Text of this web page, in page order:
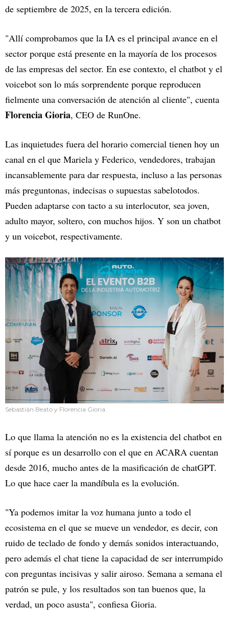
de septiembre de 2025, en la tercera edición.
"Allí comprobamos que la IA es el principal avance en el
sector porque está presente en la mayoría de los procesos
de las empresas del sector. En ese contexto, el chatbot y el
voicebot son lo más sorprendente porque reproducen
fielmente una conversación de atención al cliente", cuenta
Florencia Gioria, CEO de RunOne.
Las inquietudes fuera del horario comercial tienen hoy un
canal en el que Mariela y Federico, vendedores, trabajan
incansablemente para dar respuesta, incluso a las personas
más preguntonas, indecisas o supuestas sabelotodos.
Pueden adaptarse con tacto a su interlocutor, sea joven,
adulto mayor, soltero, con muchos hijos. Y son un chatbot
y un voicebot, respectivamente.
Sebastián Beato y Florencia Gioria.
Lo que llama la atención no es la existencia del chatbot en
sí porque es un desarrollo con el que en ACARA cuentan
desde 2016, mucho antes de la masificación de chatGPT.
Lo que hace caer la mandíbula es la evolución.
"Ya podemos imitar la voz humana junto a todo el
ecosistema en el que se mueve un vendedor, es decir, con
ruido de teclado de fondo y demás sonidos interactuando,
pero además el chat tiene la capacidad de ser interrumpido
con preguntas incisivas y salir airoso. Semana a semana el
patrón se pule, y los resultados son tan buenos que, la
verdad, un poco asusta", confiesa Gioria.